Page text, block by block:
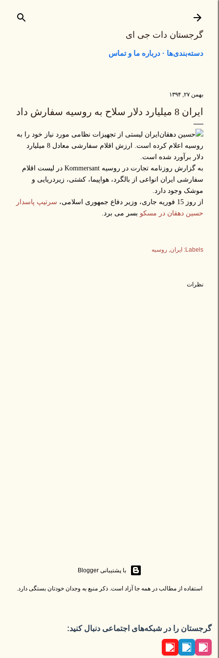
گرجستان دات جی ای
دسته‌بندی‌ها درباره ما و تماس
بهمن ۲۷, ۱۳۹۴
ایران 8 میلیارد دلار سلاح به روسیه سفارش داد
ایران لیستی از تجهیزات نظامی مورد نیاز خود را به
روسیه اعلام کرده است. ارزش اقلام سفارشی معادل 8 میلیارد
دلار برآورد شده است.
به گزارش روزنامه تجارت در روسیه Kommersant در لیست اقلام
سفارشی ایران انواعی از بالگرد، هواپیما، کشتی، زیردریایی و
موشک وجود دارد.
از روز 15 فوریه جاری، وزیر دفاع جمهوری اسلامی،
سرتیپ پاسدار
حسین دهقان در مسکو بسر می برد.
Labels: ایران روسیه
نظرات
‏با پشتیبانی Blogger
استفاده از مطالب در همه جا آزاد است. ذکر منبع به وجدان خودتان بستگی دارد.
گرجستان را در شبکه‌های اجتماعی دنبال کنید: